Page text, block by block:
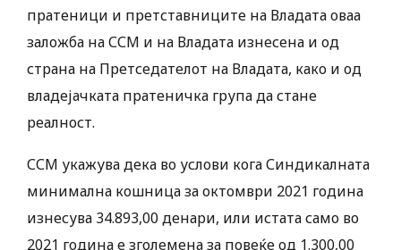
пратеници и претставниците на Владата оваа
заложба на ССМ и на Владата изнесена и од
страна на Претседателот на Владата, како и од
владејачката пратеничка група да стане
реалност.
ССМ укажува дека во услови кога Синдикалната
минимална кошница за октомври 2021 година
изнесува 34.893,00 денари, или истата само во
2021 година е зголемена за повеќе од 1.300,00